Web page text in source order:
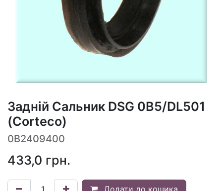
Задній Сальник DSG 0B5/DL501
(Corteco)
0B2409400
433,0 грн.